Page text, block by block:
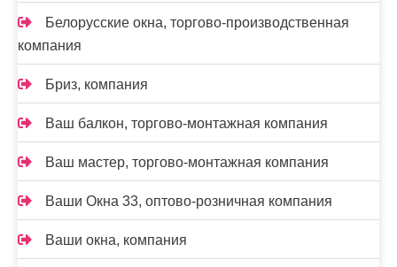
Белорусские окна, торгово-производственная
компания
Бриз, компания
Ваш балкон, торгово-монтажная компания
Ваш мастер, торгово-монтажная компания
Ваши Окна 33, оптово-розничная компания
Ваши окна, компания